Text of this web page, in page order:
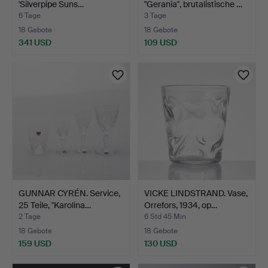
'Silverpipe Suns…
6 Tage
18 Gebote
341 USD
"Gerania", brutalistische …
3 Tage
18 Gebote
109 USD
GUNNAR CYRÉN. Service,
25 Teile, "Karolina…
2 Tage
18 Gebote
159 USD
VICKE LINDSTRAND. Vase,
Orrefors, 1934, op…
6 Std 45 Min
18 Gebote
130 USD